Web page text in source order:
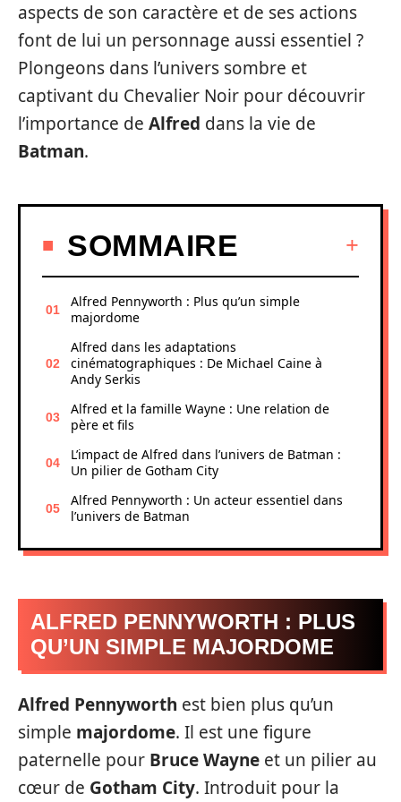
aspects de son caractère et de ses actions
font de lui un personnage aussi essentiel ?
Plongeons dans l’univers sombre et
captivant du Chevalier Noir pour découvrir
l’importance de Alfred dans la vie de
Batman.
SOMMAIRE
Alfred Pennyworth : Plus qu’un simple
majordome
Alfred dans les adaptations
cinématographiques : De Michael Caine à
Andy Serkis
Alfred et la famille Wayne : Une relation de
père et fils
L’impact de Alfred dans l’univers de Batman :
Un pilier de Gotham City
Alfred Pennyworth : Un acteur essentiel dans
l’univers de Batman
ALFRED PENNYWORTH : PLUS
QU’UN SIMPLE MAJORDOME
Alfred Pennyworth est bien plus qu’un
simple majordome. Il est une figure
paternelle pour Bruce Wayne et un pilier au
cœur de Gotham City. Introduit pour la